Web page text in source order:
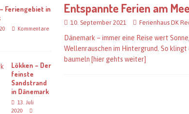
Entspannte Ferien am
10. September 2021 Ferienhaus DK
Dänemark – immer eine Reise wert
Wellenrauschen im Hintergrund. So
baumeln [hier gehts weiter]
Feriengebiet in
Kommentare
Lökken – Der
feinste
Sandstrand
in Dänemark
13. Juli
2020